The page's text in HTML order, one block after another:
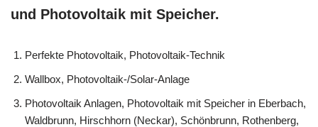
und Photovoltaik mit Speicher.
Perfekte Photovoltaik, Photovoltaik-Technik
Wallbox, Photovoltaik-/Solar-Anlage
Photovoltaik Anlagen, Photovoltaik mit Speicher in Eberbach,
Waldbrunn, Hirschhorn (Neckar), Schönbrunn, Rothenberg,